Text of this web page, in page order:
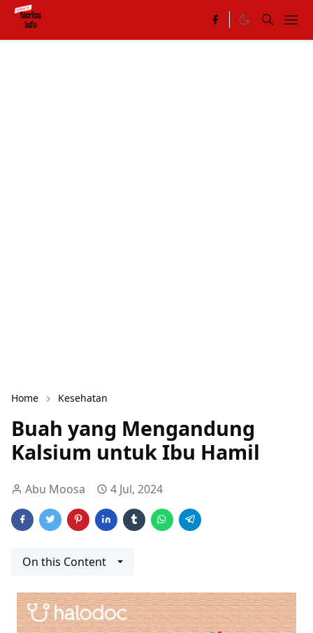
Home Kesehatan
Buah yang Mengandung
Kalsium untuk Ibu Hamil
Abu Moosa 4 Jul, 2024
On this Content